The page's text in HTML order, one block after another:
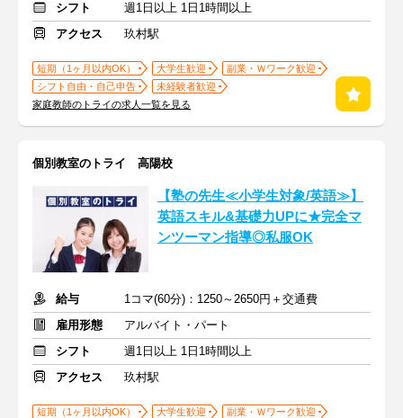
シフト
週1日以上 1日1時間以上
アクセス
玖村駅
短期（1ヶ月以内OK） 大学生歓迎
副業・Ｗワーク歓迎
シフト自由・自己申告
未経験者歓迎
家庭教師のトライの求人一覧を見る
個別教室のトライ 高陽校
【塾の先生≪小学生対象/英語≫】
英語スキル&基礎力UPに★完全マ
ンツーマン指導◎私服OK
給与
1コマ(60分)：1250～2650円＋交通費
雇用形態
アルバイト・パート
シフト
週1日以上 1日1時間以上
アクセス
玖村駅
短期（1ヶ月以内OK） 大学生歓迎
副業・Ｗワーク歓迎